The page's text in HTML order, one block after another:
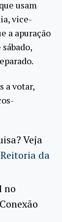
usam
vice-
a apuração
a votar,
Veja
da
no